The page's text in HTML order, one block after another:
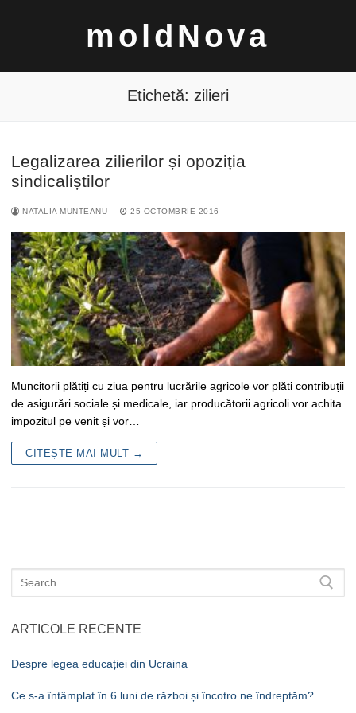
moldNova
Caută
Etichetă: zilieri
Legalizarea zilierilor și opoziția
sindicaliștilor
NATALIA MUNTEANU 25 OCTOMBRIE 2016
Muncitorii plătiți cu ziua pentru lucrările agricole vor plăti contribuții
de asigurări sociale și medicale, iar producătorii agricoli vor achita
impozitul pe venit și vor…
CITEȘTE MAI MULT →
Caută
după:
ARTICOLE RECENTE
Despre legea educației din Ucraina
Ce s-a întâmplat în 6 luni de război și încotro ne îndreptăm?